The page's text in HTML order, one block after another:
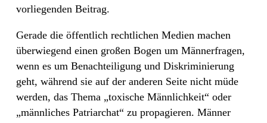
vorliegenden Beitrag.
Gerade die öffentlich rechtlichen Medien machen
überwiegend einen großen Bogen um Männerfragen,
wenn es um Benachteiligung und Diskriminierung
geht, während sie auf der anderen Seite nicht müde
werden, das Thema „toxische Männlichkeit“ oder
„männliches Patriarchat“ zu propagieren. Männer